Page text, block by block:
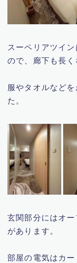
スーペリアツイ
ので、廊下も長く
服やタオルなど
た。
玄関部分にはオ
があります。
部屋の電気はカ